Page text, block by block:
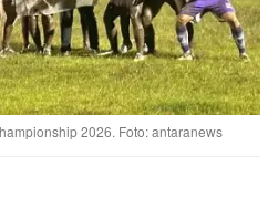
2026. Foto: antaranews